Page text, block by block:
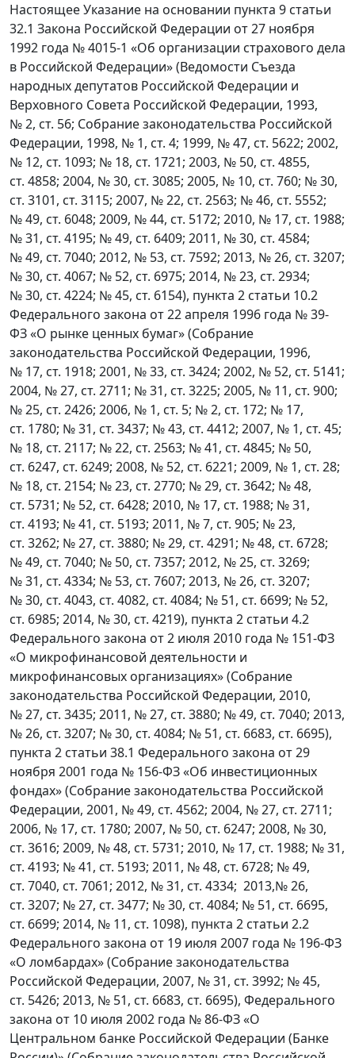
Настоящее Указание на основании пункта 9 статьи
32.1 Закона Российской Федерации от 27 ноября
1992 года № 4015-1 «Об организации страхового дела
в Российской Федерации» (Ведомости Съезда
народных депутатов Российской Федерации и
Верховного Совета Российской Федерации, 1993,
№ 2, ст. 56; Собрание законодательства Российской
Федерации, 1998, № 1, ст. 4; 1999, № 47, ст. 5622; 2002,
№ 12, ст. 1093; № 18, ст. 1721; 2003, № 50, ст. 4855,
ст. 4858; 2004, № 30, ст. 3085; 2005, № 10, ст. 760; № 30,
ст. 3101, ст. 3115; 2007, № 22, ст. 2563; № 46, ст. 5552;
№ 49, ст. 6048; 2009, № 44, ст. 5172; 2010, № 17, ст. 1988;
№ 31, ст. 4195; № 49, ст. 6409; 2011, № 30, ст. 4584;
№ 49, ст. 7040; 2012, № 53, ст. 7592; 2013, № 26, ст. 3207;
№ 30, ст. 4067; № 52, ст. 6975; 2014, № 23, ст. 2934;
№ 30, ст. 4224; № 45, ст. 6154), пункта 2 статьи 10.2
Федерального закона от 22 апреля 1996 года № 39-
ФЗ «О рынке ценных бумаг» (Собрание
законодательства Российской Федерации, 1996,
№ 17, ст. 1918; 2001, № 33, ст. 3424; 2002, № 52, ст. 5141;
2004, № 27, ст. 2711; № 31, ст. 3225; 2005, № 11, ст. 900;
№ 25, ст. 2426; 2006, № 1, ст. 5; № 2, ст. 172; № 17,
ст. 1780; № 31, ст. 3437; № 43, ст. 4412; 2007, № 1, ст. 45;
№ 18, ст. 2117; № 22, ст. 2563; № 41, ст. 4845; № 50,
ст. 6247, ст. 6249; 2008, № 52, ст. 6221; 2009, № 1, ст. 28;
№ 18, ст. 2154; № 23, ст. 2770; № 29, ст. 3642; № 48,
ст. 5731; № 52, ст. 6428; 2010, № 17, ст. 1988; № 31,
ст. 4193; № 41, ст. 5193; 2011, № 7, ст. 905; № 23,
ст. 3262; № 27, ст. 3880; № 29, ст. 4291; № 48, ст. 6728;
№ 49, ст. 7040; № 50, ст. 7357; 2012, № 25, ст. 3269;
№ 31, ст. 4334; № 53, ст. 7607; 2013, № 26, ст. 3207;
№ 30, ст. 4043, ст. 4082, ст. 4084; № 51, ст. 6699; № 52,
ст. 6985; 2014, № 30, ст. 4219), пункта 2 статьи 4.2
Федерального закона от 2 июля 2010 года № 151-ФЗ
«О микрофинансовой деятельности и
микрофинансовых организациях» (Собрание
законодательства Российской Федерации, 2010,
№ 27, ст. 3435; 2011, № 27, ст. 3880; № 49, ст. 7040; 2013,
№ 26, ст. 3207; № 30, ст. 4084; № 51, ст. 6683, ст. 6695),
пункта 2 статьи 38.1 Федерального закона от 29
ноября 2001 года № 156-ФЗ «Об инвестиционных
фондах» (Собрание законодательства Российской
Федерации, 2001, № 49, ст. 4562; 2004, № 27, ст. 2711;
2006, № 17, ст. 1780; 2007, № 50, ст. 6247; 2008, № 30,
ст. 3616; 2009, № 48, ст. 5731; 2010, № 17, ст. 1988; № 31,
ст. 4193; № 41, ст. 5193; 2011, № 48, ст. 6728; № 49,
ст. 7040, ст. 7061; 2012, № 31, ст. 4334; 2013,№ 26,
ст. 3207; № 27, ст. 3477; № 30, ст. 4084; № 51, ст. 6695,
ст. 6699; 2014, № 11, ст. 1098), пункта 2 статьи 2.2
Федерального закона от 19 июля 2007 года № 196-ФЗ
«О ломбардах» (Собрание законодательства
Российской Федерации, 2007, № 31, ст. 3992; № 45,
ст. 5426; 2013, № 51, ст. 6683, ст. 6695), Федерального
закона от 10 июля 2002 года № 86-ФЗ «О
Центральном банке Российской Федерации (Банке